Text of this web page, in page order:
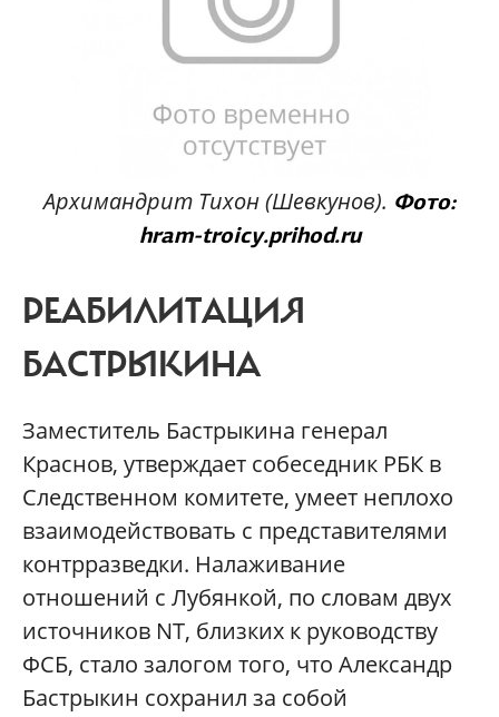
Архимандрит Тихон (Шевкунов). Фото:
hram-troicy.prihod.ru
РЕАБИЛИТАЦИЯ
БАСТРЫКИНА
Заместитель Бастрыкина генерал
Краснов, утверждает собеседник РБК в
Следственном комитете, умеет неплохо
взаимодействовать с представителями
контрразведки. Налаживание
отношений с Лубянкой, по словам двух
источников NT, близких к руководству
ФСБ, стало залогом того, что Александр
Бастрыкин сохранил за собой